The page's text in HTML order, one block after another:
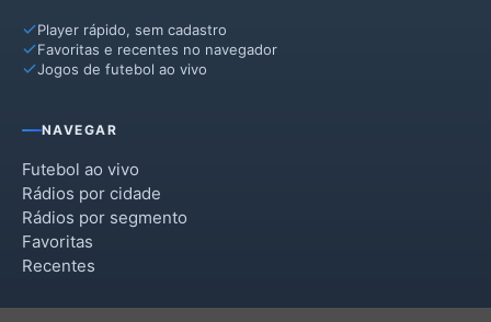
Player rápido, sem cadastro
Favoritas e recentes no navegador
Jogos de futebol ao vivo
NAVEGAR
Futebol ao vivo
Rádios por cidade
Rádios por segmento
Favoritas
Recentes